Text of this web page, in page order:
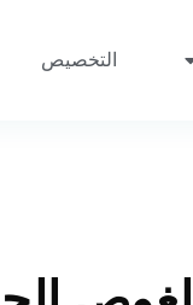
التخصيص